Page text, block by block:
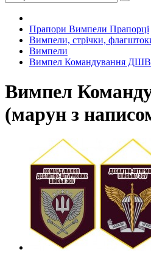
Прапори Вимпели Прапорці
Вимпели, стрічки,
Вимпели
Вимпел Командування ДШВ
Вимпел
(марун з